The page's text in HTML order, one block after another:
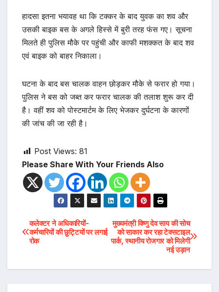
हादसा इतना भयावह था कि टक्कर के बाद युवक का शव और
उसकी बाइक बस के अगले हिस्से में बुरी तरह फंस गए। सूचना
मिलते ही पुलिस मौके पर पहुंची और काफी मशक्कत के बाद शव
एवं बाइक को बाहर निकाला।
घटना के बाद बस चालक वाहन छोड़कर मौके से फरार हो गया।
पुलिस ने बस को जब्त कर फरार चालक की तलाश शुरू कर दी
है। वहीं शव को पोस्टमार्टम के लिए भेजकर दुर्घटना के कारणों
की जांच की जा रही है।
Post Views: 81
Please Share With Your Friends Also
Post
navigation
मुख्यमंत्री विष्णु देव साय की सोच
को साकार कर रहा टेक्सटाइल
पार्क, स्थानीय रोजगार को मिलेगी
नई उड़ान
कलेक्टर ने अधिकारियों-
कर्मचारियों की छुट्टियों पर लगाई
रोक